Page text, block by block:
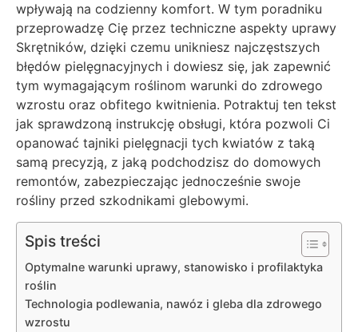
wpływają na codzienny komfort. W tym poradniku
przeprowadzę Cię przez techniczne aspekty uprawy
Skrętników, dzięki czemu unikniesz najczęstszych
błędów pielęgnacyjnych i dowiesz się, jak zapewnić
tym wymagającym roślinom warunki do zdrowego
wzrostu oraz obfitego kwitnienia. Potraktuj ten tekst
jak sprawdzoną instrukcję obsługi, która pozwoli Ci
opanować tajniki pielęgnacji tych kwiatów z taką
samą precyzją, z jaką podchodzisz do domowych
remontów, zabezpieczając jednocześnie swoje
rośliny przed szkodnikami glebowymi.
Spis treści
Optymalne warunki uprawy, stanowisko i profilaktyka
roślin
Technologia podlewania, nawóz i gleba dla zdrowego
wzrostu